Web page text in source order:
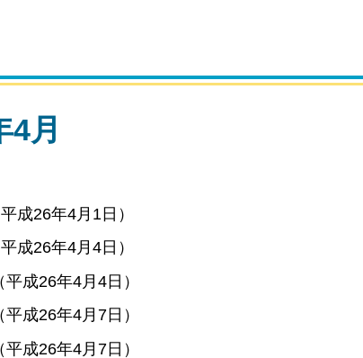
月
成26年4月1日）
成26年4月4日）
平成26年4月4日）
平成26年4月7日）
平成26年4月7日）